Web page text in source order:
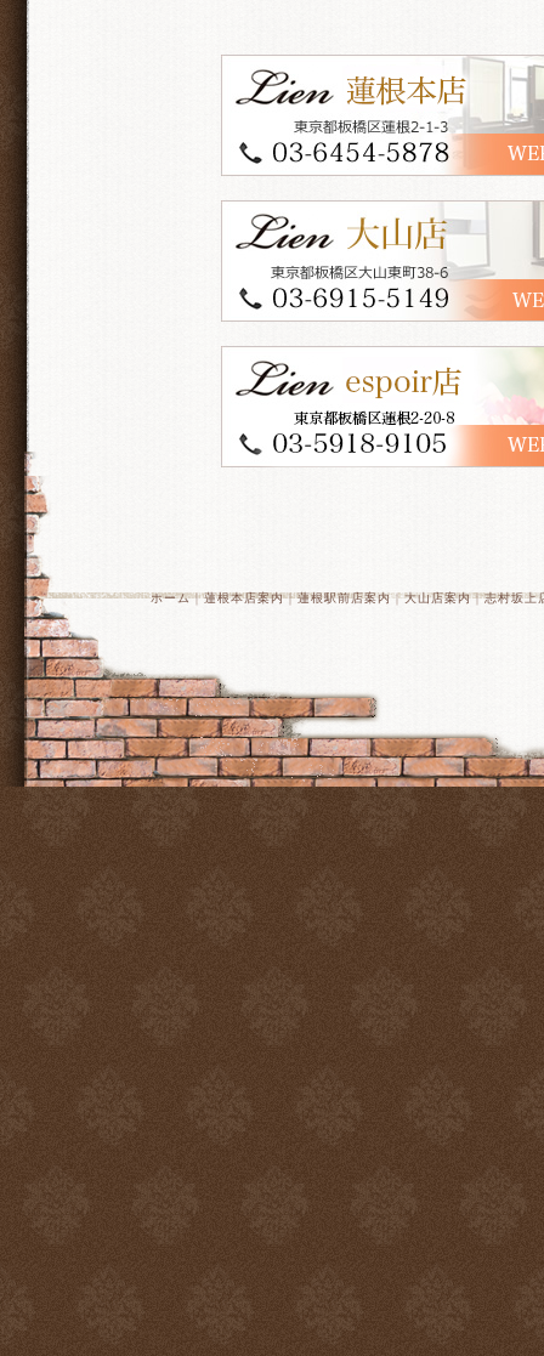
ホーム｜蓮根本店案内｜蓮根駅前店案内｜大山店案内｜志村坂上